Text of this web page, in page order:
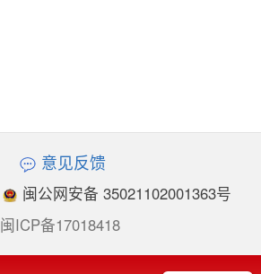
意见反馈
闽公网安备 35021102001363号
闽ICP备17018418